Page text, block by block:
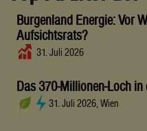
Burgenland Energie: Vor
Aufsichtsrats?
31. Juli 2026
Das 370-Millionen-Loch
31. Juli 2026, Wien